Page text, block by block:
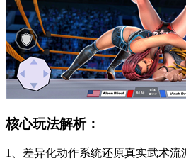
核心玩法解析：
1、差异化动作系统还原真实武术流